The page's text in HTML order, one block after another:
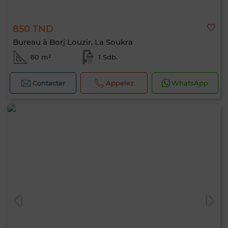
850 TND
Bureau à Borj Louzir, La Soukra
60 m² 1 Sdb.
Contacter Appelez WhatsApp